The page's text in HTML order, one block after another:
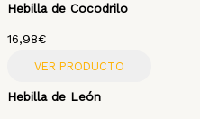
Hebilla de Cocodrilo
16,98€
VER PRODUCTO
Hebilla de León